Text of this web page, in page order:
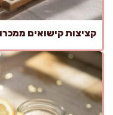
קציצות קישואים ממכרות ב-25 דקות, בלי